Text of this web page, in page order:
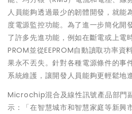
人員能夠透過最少的韌體開發，就能
度電源監控功能。為了進一步簡化開
了許多先進功能，例如在斷電或上電
PROM並從EEPROM自動讀取功率資
果永不丟失。針對各種電源條件的事
系統維護，讓開發人員能夠更輕鬆地
Microchip混合及線性訊號產品部門
示：「在智慧城市和智慧家庭等新興